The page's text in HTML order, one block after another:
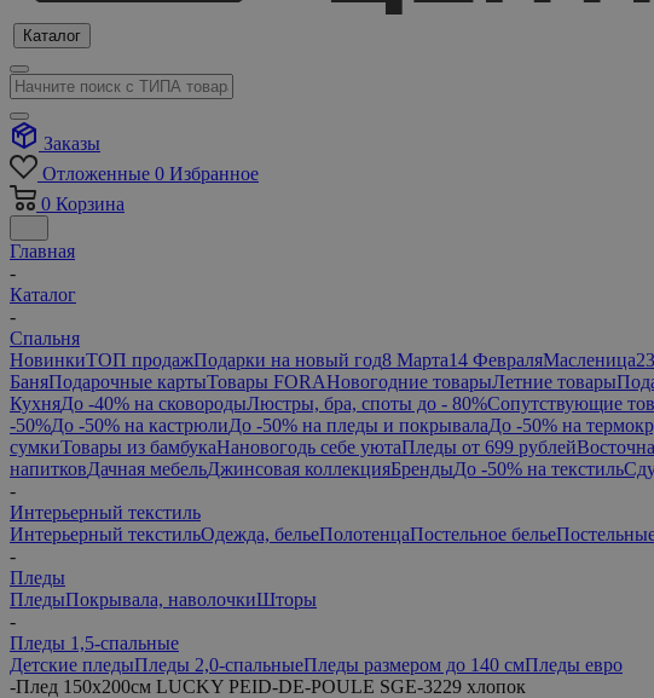
Каталог
Заказы
Отложенные 0 Избранное
0 Корзина
Главная
-
Каталог
-
Спальня
НовинкиТОП продажПодарки на новый год8 Марта14 ФевраляМасленица
БаняПодарочные картыТовары FORAНовогодние товарыЛетние товары
КухняДо -40% на сковородыЛюстры, бра, споты до - 80%Сопутствующие
-50%До -50% на кастрюлиДо -50% на пледы и покрывалаДо -50% на
сумкиТовары из бамбукаНановогодь себе уютаПледы от 699 рублей
напитковДачная мебельДжинсовая коллекцияБрендыДо -50% на текстиль
-
Интерьерный текстиль
Интерьерный текстильОдежда, бельеПолотенцаПостельное белье
-
Пледы
ПледыПокрывала, наволочкиШторы
-
Пледы 1,5-спальные
Детские пледыПледы 2,0-спальныеПледы размером до 140 смПледы евро
-Плед 150х200см LUCKY PEID-DE-POULE SGE-3229 хлопок